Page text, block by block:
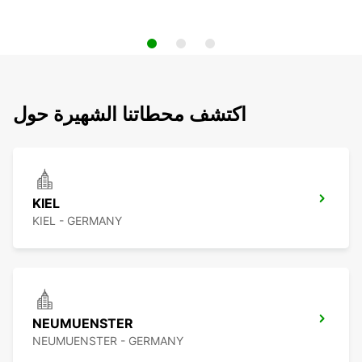
اكتشف محطاتنا الشهيرة حول
KIEL
KIEL - GERMANY
NEUMUENSTER
NEUMUENSTER - GERMANY